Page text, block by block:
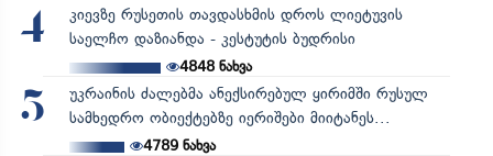
4
კიევზე რუსეთის თავდასხმის დროს ლიეტუვის
საელჩო დაზიანდა - კესტუტის ბუდრისი
4848ნახვა
5
უკრაინის ძალებმა ანექსირებულ ყირიმში რუსულ
სამხედრო ობიექტებზე იერიშები მიიტანეს...
4789ნახვა